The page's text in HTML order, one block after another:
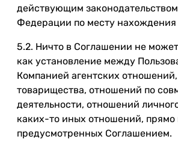
действующим
Федерации по месту
5.2. Ничто в Соглашении не
как установление между
Компанией агентских
товарищества, отношений по
деятельности, отношений
каких-то иных отношений, прямо
предусмотренных Соглашением.